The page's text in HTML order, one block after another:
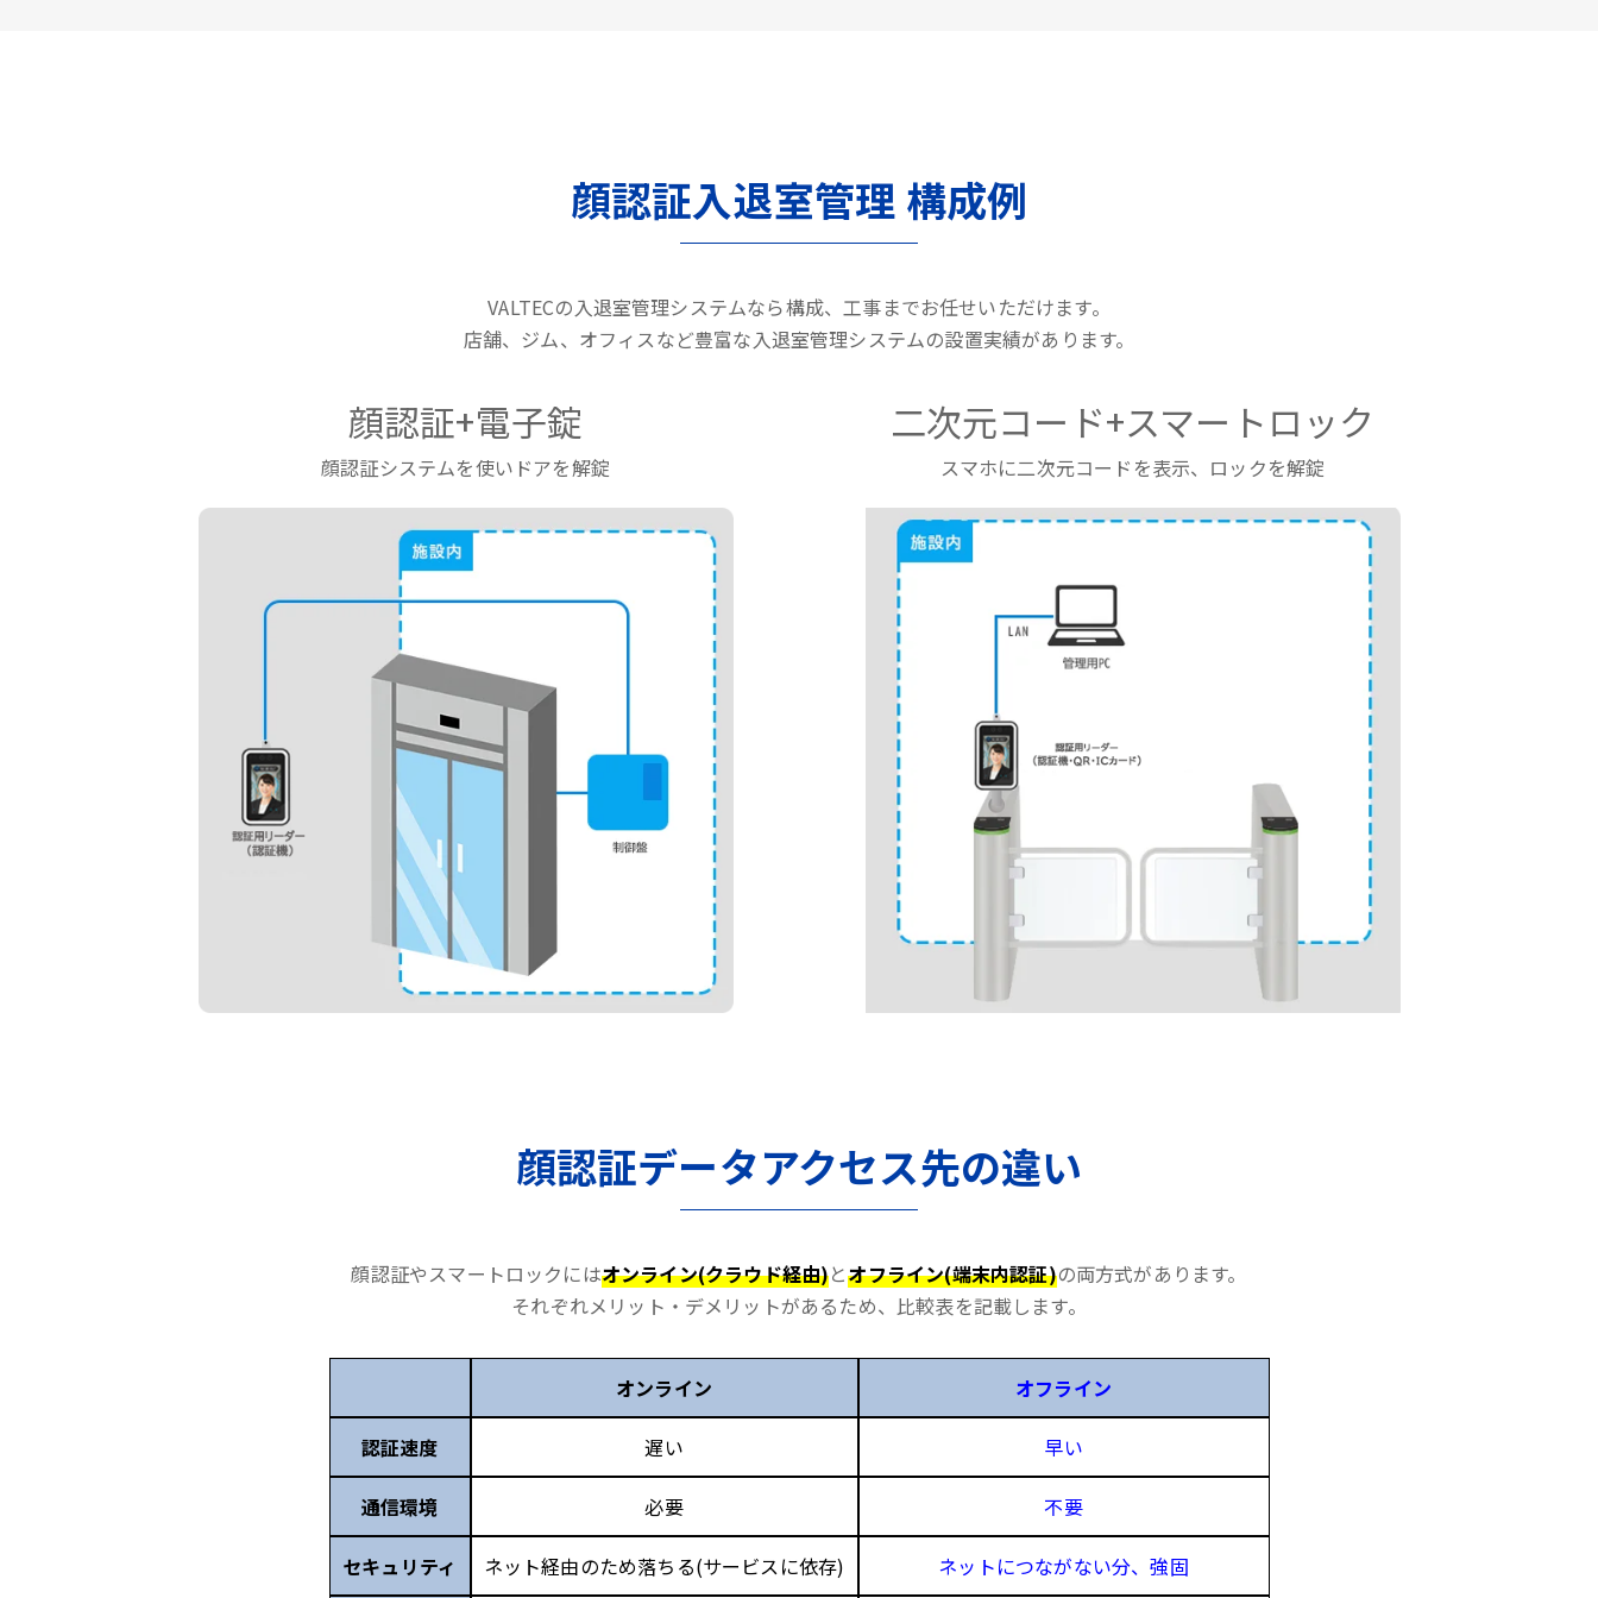
顔認証入退室管理 構成例
VALTECの入退室管理システムなら構成、工事までお任せいただけます。
店舗、ジム、オフィスなど豊富な入退室管理システムの設置実績があります。
顔認証+電子錠
顔認証システムを使いドアを解錠
二次元コード+スマートロック
スマホに二次元コードを表示、ロックを解錠
顔認証データアクセス先の違い
顔認証やスマートロックにはオンライン(クラウド経由)とオフライン(端末内認証)の両方式があります。
それぞれメリット・デメリットがあるため、比較表を記載します。
オンライン オフライン
認証速度 遅い 早い
通信環境 必要 不要
セキュリティ ネット経由のため落ちる(サービスに依存) ネットにつながない分、強固